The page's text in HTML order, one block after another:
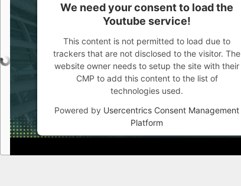
We need your consent to load the
Youtube service!
This content is not permitted to load due to
trackers that are not disclosed to the visitor. The
website owner needs to setup the site with their
CMP to add this content to the list of
technologies used.
Powered by Usercentrics Consent Management
Platform